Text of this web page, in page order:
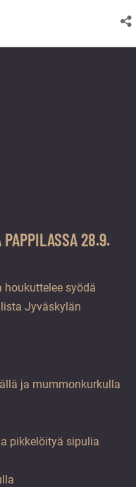
PAPPILASSA 28.9.
syödä
Jyväskylän
ja mummonkurkulla
pikkelöityä sipulia